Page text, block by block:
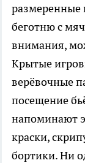
размеренные
беготню с
внимания,
Крытые
верёвочные
посещение
напоминают
краски,
бортики. Ни